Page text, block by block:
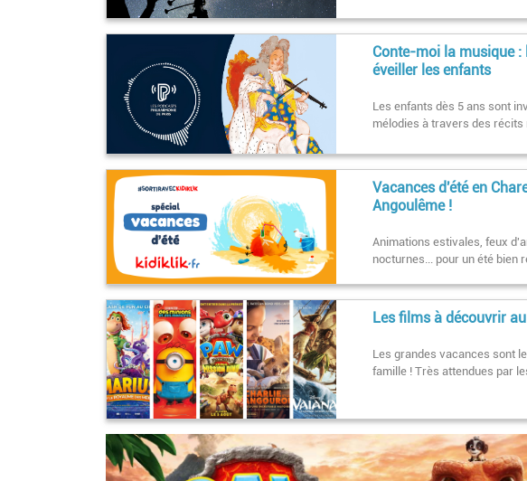
Conte-moi la musique
éveiller les enfants
Les enfants dès 5 ans sont
mélodies à travers des
Vacances d'été en
Angoulême !
Animations estivales, feux
nocturnes... pour un été bien
Les films à découvrir
Les grandes vacances sont
famille ! Très attendues par